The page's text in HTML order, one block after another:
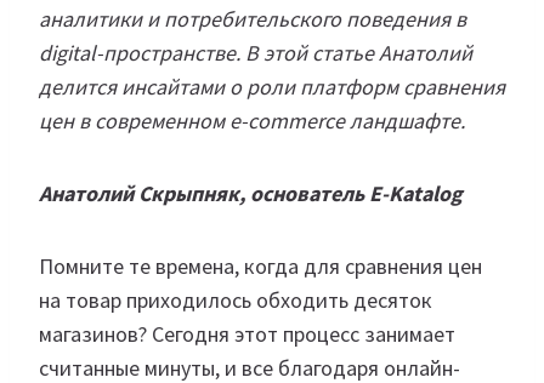
аналитики и потребительского поведения в
digital-пространстве. В этой статье Анатолий
делится инсайтами о роли платформ сравнения
цен в современном e-commerce ландшафте.
Анатолий Скрыпняк, основатель E-Katalog
Помните те времена, когда для сравнения цен
на товар приходилось обходить десяток
магазинов? Сегодня этот процесс занимает
считанные минуты, и все благодаря онлайн-